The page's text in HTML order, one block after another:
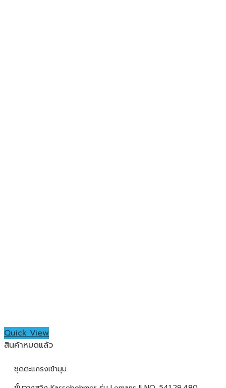
Quick View
สินค้าหมดแล้ว
ชุดตะแกรงเข้ามุม